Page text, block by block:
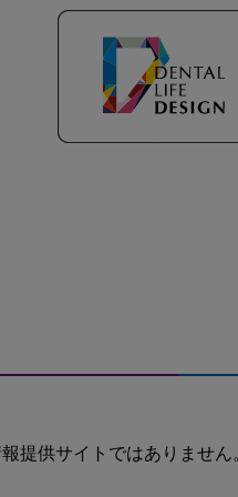
提供サイトではありません